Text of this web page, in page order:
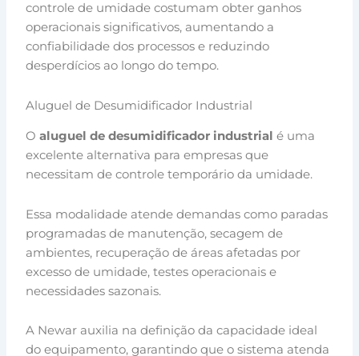
controle de umidade costumam obter ganhos
operacionais significativos, aumentando a
confiabilidade dos processos e reduzindo
desperdícios ao longo do tempo.
Aluguel de Desumidificador Industrial
Oaluguel de desumidificador industrial é uma
excelente alternativa para empresas que
necessitam de controle temporário da umidade.
Essa modalidade atende demandas como paradas
programadas de manutenção, secagem de
ambientes, recuperação de áreas afetadas por
excesso de umidade, testes operacionais e
necessidades sazonais.
A Newar auxilia na definição da capacidade ideal
do equipamento, garantindo que o sistema atenda